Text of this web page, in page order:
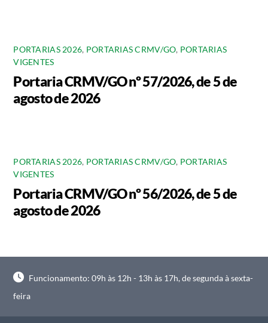
PORTARIAS 2026, PORTARIAS CRMV/GO, PORTARIAS
VIGENTES
Portaria CRMV/GO nº 57/2026, de 5 de
agosto de 2026
PORTARIAS 2026, PORTARIAS CRMV/GO, PORTARIAS
VIGENTES
Portaria CRMV/GO nº 56/2026, de 5 de
agosto de 2026
Funcionamento: 09h às 12h - 13h às 17h, de segunda à sexta-
feira